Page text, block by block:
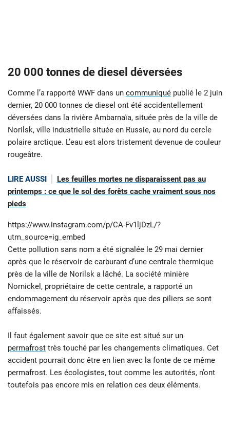
20 000 tonnes de diesel déversées
Comme l’a rapporté WWF dans un communiqué publié le 2 juin
dernier, 20 000 tonnes de diesel ont été accidentellement
déversées dans la rivière Ambarnaïa, située près de la ville de
Norilsk, ville industrielle située en Russie, au nord du cercle
polaire arctique. L’eau est alors tristement devenue de couleur
rougeâtre.
LIRE AUSSI
Les feuilles mortes ne disparaissent pas au
printemps : ce que le sol des forêts cache vraiment sous nos
pieds
https://www.instagram.com/p/CA-Fv1ljDzL/?
utm_source=ig_embed
Cette pollution sans nom a été signalée le 29 mai dernier
après que le réservoir de carburant d’une centrale thermique
près de la ville de Norilsk a lâché. La société minière
Nornickel, propriétaire de cette centrale, a rapporté un
endommagement du réservoir après que des piliers se sont
affaissés.
Il faut également savoir que ce site est situé sur un
permafrost très touché par les changements climatiques. Cet
accident pourrait donc être en lien avec la fonte de ce même
permafrost. Les écologistes, tout comme les autorités, n’ont
toutefois pas encore mis en relation ces deux éléments.